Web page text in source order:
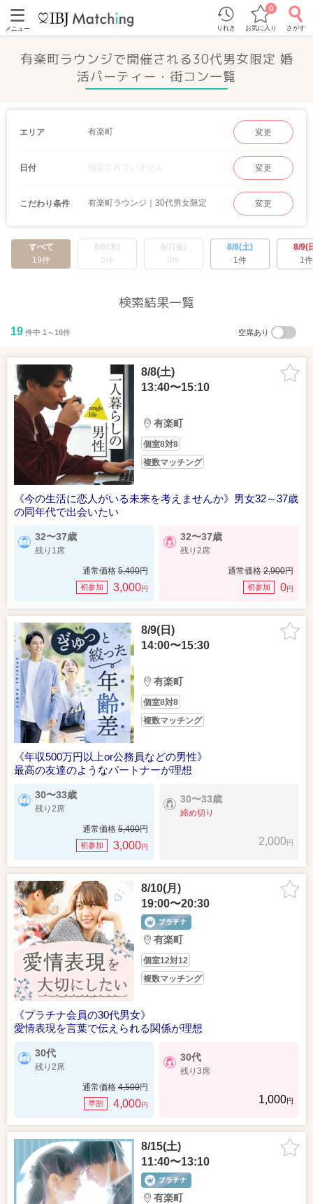
メニュー りれき お気に入り
0
さがす
有楽町ラウンジで開催される30代男女限定 婚
活パーティー・街コン一覧
エリア 有楽町 変更
日付 指定されていません 変更
こだわり条件 有楽町ラウンジ｜30代男女限定 変更
すべて
19件
8/6(木)
0件
8/7(金)
0件
8/8(土)
1件
8/9(
1件
検索結果一覧
19 件中 1～18件 空席あり
8/8(土)
13:40〜15:10
有楽町
個室8対8
複数マッチング
《今の生活に恋人がいる未来を考えませんか》男女32～37歳
の同年代で出会いたい
32〜37歳
残り1席
通常価格 5,400円
初参加 3,000円
32〜37歳
残り2席
通常価格 2,900円
初参加 0円
8/9(日)
14:00〜15:30
有楽町
個室8対8
複数マッチング
《年収500万円以上or公務員などの男性》
最高の友達のようなパートナーが理想
30〜33歳
残り2席
通常価格 5,400円
初参加 3,000円
30〜33歳
締め切り
2,000円
8/10(月)
19:00〜20:30
有楽町
個室12対12
複数マッチング
《プラチナ会員の30代男女》
愛情表現を言葉で伝えられる関係が理想
30代
残り2席
通常価格 4,500円
早割 4,000円
30代
残り3席
1,000円
8/15(土)
11:40〜13:10
有楽町